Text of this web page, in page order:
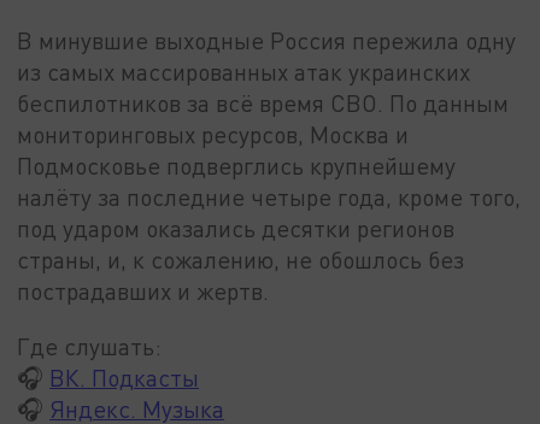
В минувшие выходные Россия пережила одну
из самых массированных атак украинских
беспилотников за всё время СВО. По данным
мониторинговых ресурсов, Москва и
Подмосковье подверглись крупнейшему
налёту за последние четыре года, кроме того,
под ударом оказались десятки регионов
страны, и, к сожалению, не обошлось без
пострадавших и жертв.
Где слушать:
🎧 ВК. Подкасты
🎧 Яндекс. Музыка